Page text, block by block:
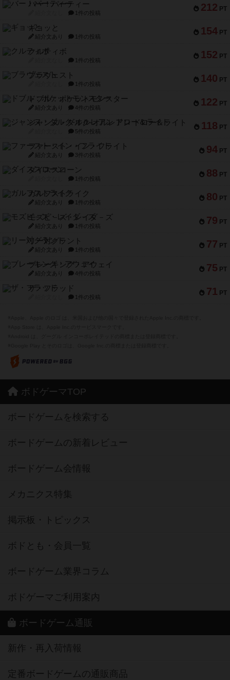
212 PT
バー！パーティー
1件の投稿
154 PT
ギョッと
紹介文あり 1件の投稿
152 PT
クルティボ
1件の投稿
140 PT
ブラヴェスト
1件の投稿
122 PT
ドブル：ポケットモンスター
紹介文あり 4件の投稿
118 PT
ジャンヌ・ダルク-オルレアン ドロー＆ライト
5件の投稿
94 PT
ファースト・イン・フライト
紹介文あり 3件の投稿
88 PT
ダイススローン
1件の投稿
80 PT
ガルフストライク
紹介文あり 1件の投稿
79 PT
モズビ－ズ・レイダ－ズ
紹介文あり 1件の投稿
77 PT
リー対グラント
紹介文あり 1件の投稿
75 PT
ブレーキング・アウェイ
紹介文あり 4件の投稿
71 PT
ザ・フラッド
1件の投稿
ボドゲーマTOP
ボードゲームを検索する
ボードゲームの新着レビュー
ボードゲーム会情報
メカニクス特集
掲示板・トピックス
ボドとも・会員一覧
ボードゲーム業界コラム
ボドゲーマご利用案内
ボードゲーム通販
新作・再入荷情報
定番ボードゲームの通販商品